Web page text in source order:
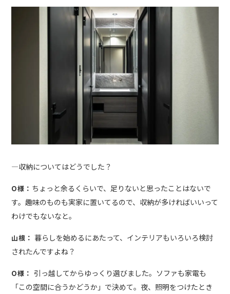
―収納についてはどうでした？
O様： ちょっと余るくらいで、足りないと思ったことはないで
す。趣味のものも実家に置いてるので、収納が多ければいいって
わけでもないなと。
山根： 暮らしを始めるにあたって、インテリアもいろいろ検討
されたんですよね？
O様： 引っ越してからゆっくり選びました。ソファも家電も
「この空間に合うかどうか」で決めて。夜、照明をつけたとき